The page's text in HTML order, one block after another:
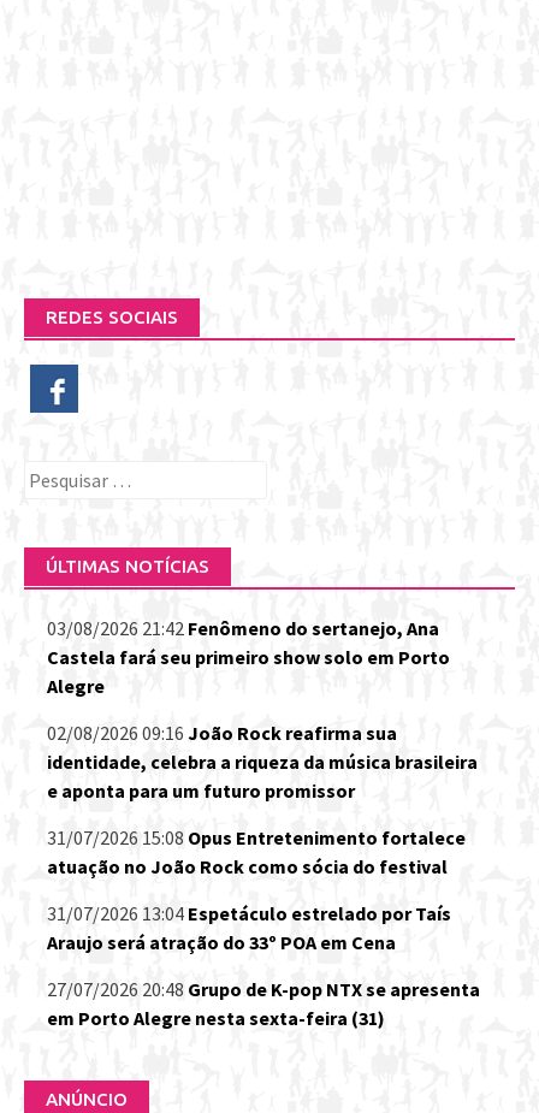
REDES SOCIAIS
Pesquisar
ÚLTIMAS NOTÍCIAS
03/08/2026 21:42 Fenômeno do sertanejo, Ana
Castela fará seu primeiro show solo em Porto
Alegre
02/08/2026 09:16 João Rock reafirma sua
identidade, celebra a riqueza da música brasileira
e aponta para um futuro promissor
31/07/2026 15:08 Opus Entretenimento fortalece
atuação no João Rock como sócia do festival
31/07/2026 13:04 Espetáculo estrelado por Taís
Araujo será atração do 33º POA em Cena
27/07/2026 20:48 Grupo de K-pop NTX se apresenta
em Porto Alegre nesta sexta-feira (31)
ANÚNCIO